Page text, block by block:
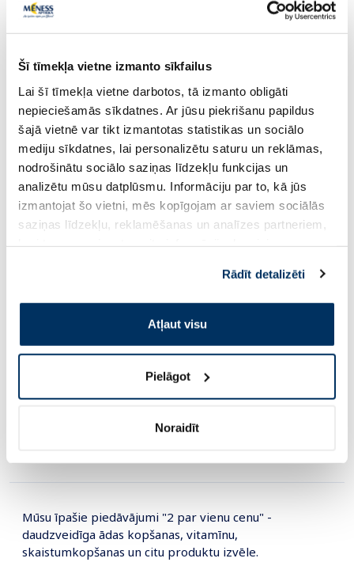
Šī tīmekļa vietne izmanto sīkfailus
Lai šī tīmekļa vietne darbotos, tā izmanto obligāti
nepieciešamās sīkdatnes. Ar jūsu piekrišanu papildus
šajā vietnē var tikt izmantotas statistikas un sociālo
mediju sīkdatnes, lai personalizētu saturu un reklāmas,
nodrošinātu sociālo saziņas līdzekļu funkcijas un
analizētu mūsu datplūsmu. Informāciju par to, kā jūs
izmantojat šo vietni, mēs kopīgojam ar saviem sociālās
saziņas līdzekļu, reklamēšanas un analīzes partneriem,
pakalpojumus. Ja piekrītat šo papildu sīkdatņu
izmantošanai, lūdzu, atzīmējiet savu izvēli:
Rādīt detalizēti
Atļaut visu
Pielāgot
Noraidīt
-40%
Uztura bagātinātājs
31.99 €
Pirkt
Mūsu īpašie piedāvājumi "2 par vienu cenu" -
daudzveidīga ādas kopšanas, vitamīnu,
skaistumkopšanas un citu produktu izvēle.